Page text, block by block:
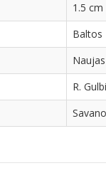
1.5 cm
Baltos
Naujas
R.